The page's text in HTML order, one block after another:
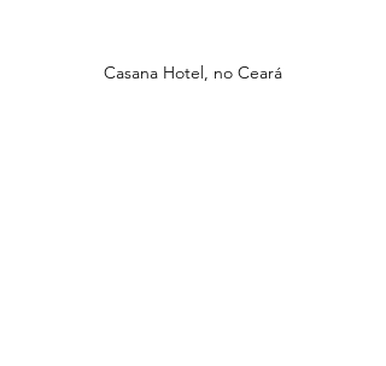
Casana Hotel, no Ceará